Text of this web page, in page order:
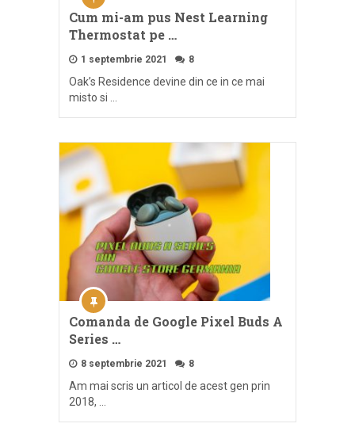
Cum mi-am pus Nest Learning
Thermostat pe …
1 septembrie 2021 8
Oak’s Residence devine din ce in ce mai
misto si …
Comanda de Google Pixel Buds A
Series …
8 septembrie 2021 8
Am mai scris un articol de acest gen prin
2018, …